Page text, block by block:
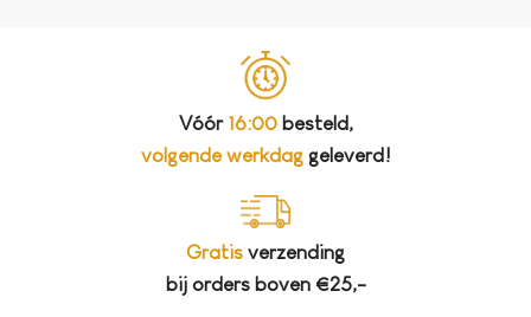
Vóór 16:00besteld,
volgende werkdaggeleverd!
Gratis verzending
bij orders boven €25,-